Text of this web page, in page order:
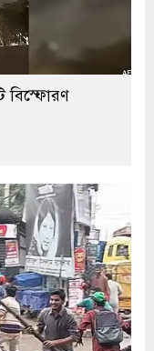
বিস্ফোরণ